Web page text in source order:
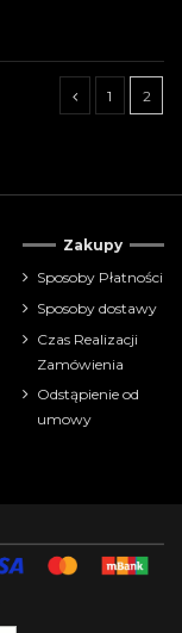
1 2
Zakupy
Sposoby Płatności
Sposoby dostawy
Czas Realizacji
Zamówienia
Odstąpienie od
umowy